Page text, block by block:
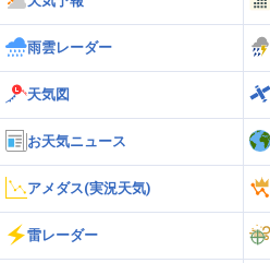
雨雲レーダー
天気図
お天気ニュース
アメダス(実況天気)
雷レーダー